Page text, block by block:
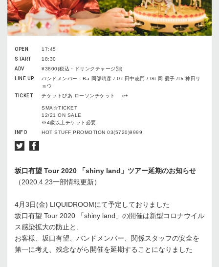
OPEN
17:45
START
18:30
ADV
¥3800(税込・ドリンクチャージ別)
LINE UP
バンドメンバー：Ba 岡部晴彦 / Gt 田中志門 / Gt 岡 愛子 /Dr 神田リ
ョウ
TICKET
チケットぴあ ローソンチケット e+
SMA☆TICKET
12/21 ON SALE
※4歳以上チケット必要
INFO
HOT STUFF PROMOTION 03(5720)9999
坂口有望 Tour 2020 「shiny land」ツアー延期のお知らせ
（2020.4.23一部情報更新）
4月3日(金) LIQUIDROOMにて予定しておりました
坂口有望 Tour 2020 「shiny land」の開催は新型コロナウイル
ス感染拡大の防止と、
お客様、坂口有望、バンドメンバー、関係スタッフの安全を
第一に考え、残念ながら開催を延期することになりました